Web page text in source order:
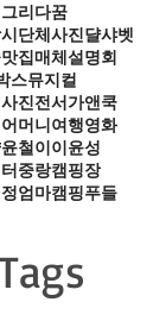
그리다꿈
단체사진 댤샤벳
맛집매체설명회
스뮤지컬
사진전서가앤쿡
어머니 여행영화
윤철이 이윤성
중랑캠핑장
엄마캠핑푸들